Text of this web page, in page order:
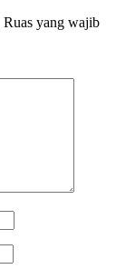
Ruas yang wajib